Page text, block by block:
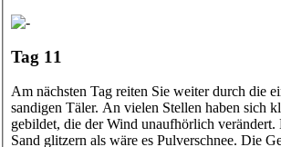
Tag 11
Am nächsten Tag reiten Sie weiter durch die
sandigen Täler. An vielen Stellen haben sich
gebildet, die der Wind unaufhörlich verändert.
Sand glitzern als wäre es Pulverschnee. Die